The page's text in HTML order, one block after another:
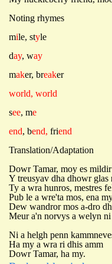
Noting rhymes
mile, style
day, way
maker, breaker
world, world
see, me
end, bend, friend
Translation/Adaptation
Dowr Tamar, moy es
Y treusyav dha dhowr glas
Ty a wra hunros, mestres
Pub le a wre'ta mos, ena
Dew wandror mos a-dro
Meur a'n norvys a welyn ni
Ni a helgh penn
Ha my a wra ri dhis amm
Dowr Tamar, ha my.